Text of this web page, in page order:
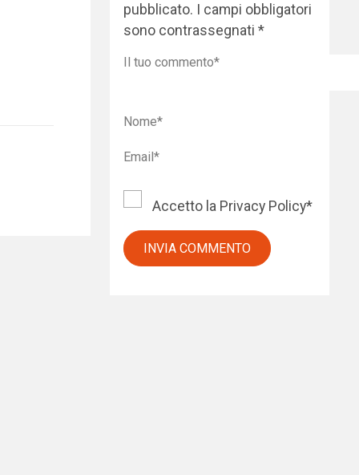
pubblicato. I campi obbligatori
sono contrassegnati*
Accetto la Privacy Policy*